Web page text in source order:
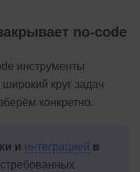
no-code
инструменты
круг задач
конкретно.
и интеграцией в